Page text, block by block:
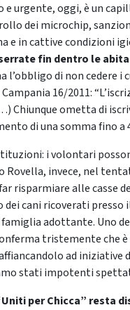
e urgente, oggi, è un
dei microchip,
e in cattive condizioni
fin dentro le
l’obbligo di non cedere i
16/2011:
Chiunque ometta di
di una somma fino a
i volontari
Rovella, invece, nel
risparmiare alle casse
cani ricoverati presso
adottante. Uno
tristemente che
ad iniziative
stati impotenti
per Chicca” resta